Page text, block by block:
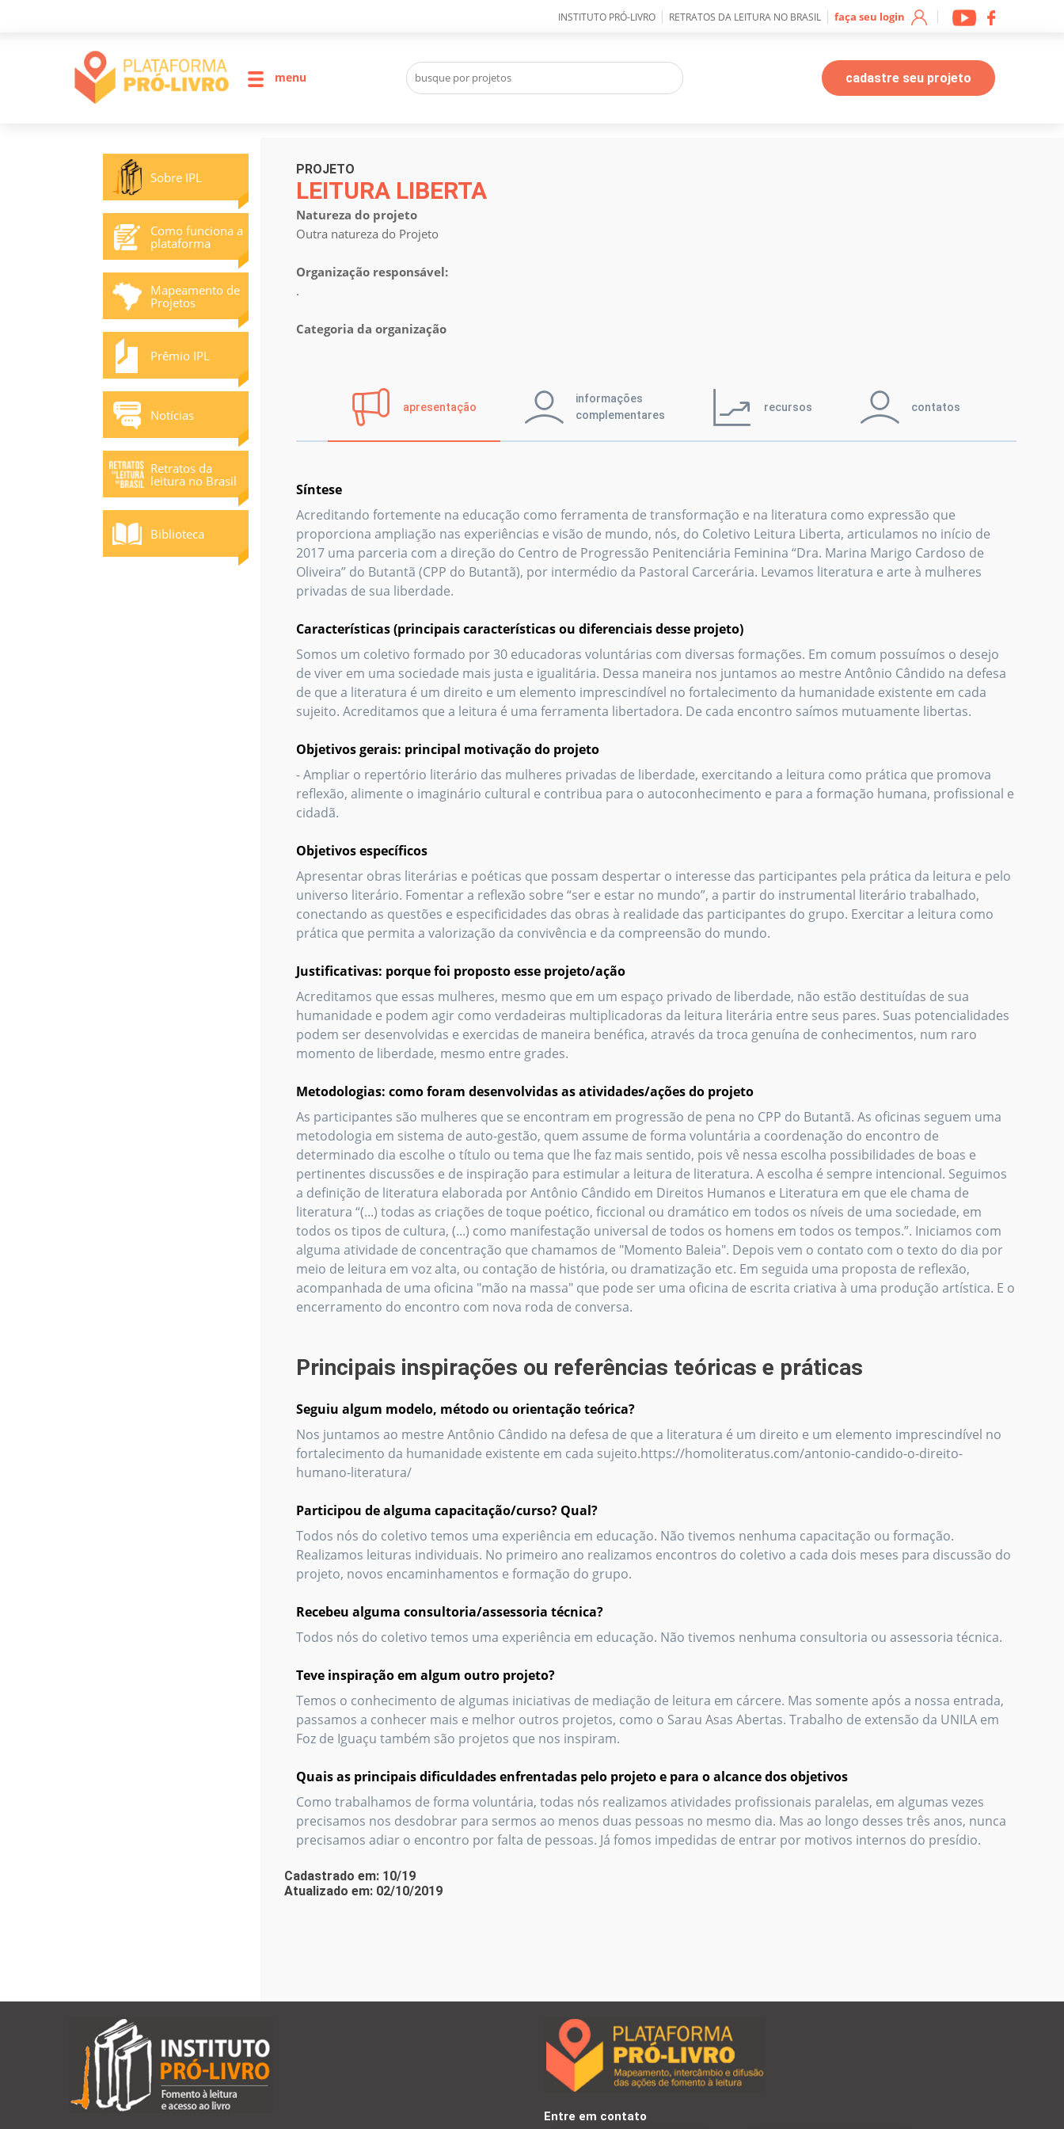
INSTITUTO PRÓ-LIVRO | RETRATOS DA LEITURA NO BRASIL | faça seu login |
menu cadastre seu projeto
Sobre IPL
Como funciona a
plataforma
Mapeamento de
Projetos
Prêmio IPL
Notícias
Retratos da
leitura no Brasil
Biblioteca
PROJETO
LEITURA LIBERTA
Natureza do projeto
Outra natureza do Projeto
Organização responsável:
.
Categoria da organização
apresentação
informações
complementares
recursos contatos
Síntese
Acreditando fortemente na educação como ferramenta de transformação e na literatura como expressão que
proporciona ampliação nas experiências e visão de mundo, nós, do Coletivo Leitura Liberta, articulamos no início de
2017 uma parceria com a direção do Centro de Progressão Penitenciária Feminina “Dra. Marina Marigo Cardoso de
Oliveira” do Butantã (CPP do Butantã), por intermédio da Pastoral Carcerária. Levamos literatura e arte à mulheres
privadas de sua liberdade.
Características (principais características ou diferenciais desse projeto)
Somos um coletivo formado por 30 educadoras voluntárias com diversas formações. Em comum possuímos o desejo
de viver em uma sociedade mais justa e igualitária. Dessa maneira nos juntamos ao mestre Antônio Cândido na defesa
de que a literatura é um direito e um elemento imprescindível no fortalecimento da humanidade existente em cada
sujeito. Acreditamos que a leitura é uma ferramenta libertadora. De cada encontro saímos mutuamente libertas.
Objetivos gerais: principal motivação do projeto
- Ampliar o repertório literário das mulheres privadas de liberdade, exercitando a leitura como prática que promova
reflexão, alimente o imaginário cultural e contribua para o autoconhecimento e para a formação humana, profissional e
cidadã.
Objetivos específicos
Apresentar obras literárias e poéticas que possam despertar o interesse das participantes pela prática da leitura e pelo
universo literário. Fomentar a reflexão sobre “ser e estar no mundo”, a partir do instrumental literário trabalhado,
conectando as questões e especificidades das obras à realidade das participantes do grupo. Exercitar a leitura como
prática que permita a valorização da convivência e da compreensão do mundo.
Justificativas: porque foi proposto esse projeto/ação
Acreditamos que essas mulheres, mesmo que em um espaço privado de liberdade, não estão destituídas de sua
humanidade e podem agir como verdadeiras multiplicadoras da leitura literária entre seus pares. Suas potencialidades
podem ser desenvolvidas e exercidas de maneira benéfica, através da troca genuína de conhecimentos, num raro
momento de liberdade, mesmo entre grades.
Metodologias: como foram desenvolvidas as atividades/ações do projeto
As participantes são mulheres que se encontram em progressão de pena no CPP do Butantã. As oficinas seguem uma
metodologia em sistema de auto-gestão, quem assume de forma voluntária a coordenação do encontro de
determinado dia escolhe o título ou tema que lhe faz mais sentido, pois vê nessa escolha possibilidades de boas e
pertinentes discussões e de inspiração para estimular a leitura de literatura. A escolha é sempre intencional. Seguimos
a definição de literatura elaborada por Antônio Cândido em Direitos Humanos e Literatura em que ele chama de
literatura “(...) todas as criações de toque poético, ficcional ou dramático em todos os níveis de uma sociedade, em
todos os tipos de cultura, (...) como manifestação universal de todos os homens em todos os tempos.”. Iniciamos com
alguma atividade de concentração que chamamos de "Momento Baleia". Depois vem o contato com o texto do dia por
meio de leitura em voz alta, ou contação de história, ou dramatização etc. Em seguida uma proposta de reflexão,
acompanhada de uma oficina "mão na massa" que pode ser uma oficina de escrita criativa à uma produção artística. E o
encerramento do encontro com nova roda de conversa.
Principais inspirações ou referências teóricas e práticas
Seguiu algum modelo, método ou orientação teórica?
Nos juntamos ao mestre Antônio Cândido na defesa de que a literatura é um direito e um elemento imprescindível no
fortalecimento da humanidade existente em cada sujeito.https://homoliteratus.com/antonio-candido-o-direito-
humano-literatura/
Participou de alguma capacitação/curso? Qual?
Todos nós do coletivo temos uma experiência em educação. Não tivemos nenhuma capacitação ou formação.
Realizamos leituras individuais. No primeiro ano realizamos encontros do coletivo a cada dois meses para discussão do
projeto, novos encaminhamentos e formação do grupo.
Recebeu alguma consultoria/assessoria técnica?
Todos nós do coletivo temos uma experiência em educação. Não tivemos nenhuma consultoria ou assessoria técnica.
Teve inspiração em algum outro projeto?
Temos o conhecimento de algumas iniciativas de mediação de leitura em cárcere. Mas somente após a nossa entrada,
passamos a conhecer mais e melhor outros projetos, como o Sarau Asas Abertas. Trabalho de extensão da UNILA em
Foz de Iguaçu também são projetos que nos inspiram.
Quais as principais dificuldades enfrentadas pelo projeto e para o alcance dos objetivos
Como trabalhamos de forma voluntária, todas nós realizamos atividades profissionais paralelas, em algumas vezes
precisamos nos desdobrar para sermos ao menos duas pessoas no mesmo dia. Mas ao longo desses três anos, nunca
precisamos adiar o encontro por falta de pessoas. Já fomos impedidas de entrar por motivos internos do presídio.
Cadastrado em: 10/19
Atualizado em: 02/10/2019
Entre em contato